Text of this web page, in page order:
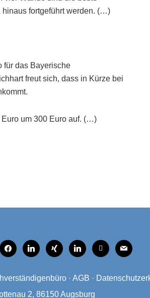
hinaus fortgeführt werden. (…)
für das Bayerische
freut sich, dass in Kürze bei
um 300 Euro auf. (…)
facebooklinkedinxing linkedinmobilemail
· AGB ·
2, 86150 Augsburg